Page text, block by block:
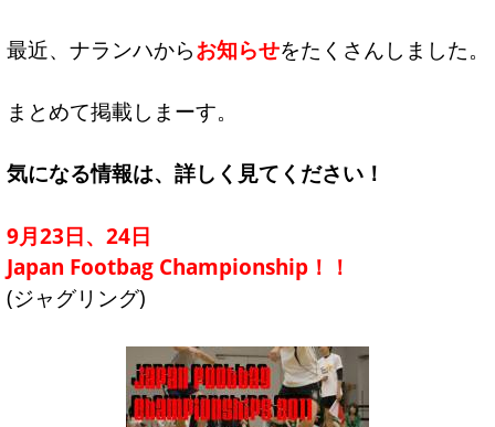
最近、ナランハからお知らせをたくさんしました。
まとめて掲載しまーす。
気になる情報は、詳しく見てください！
9月23日、24日
Japan Footbag Championship！！
(ジャグリング)